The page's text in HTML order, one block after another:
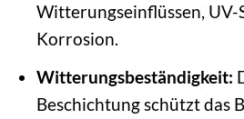
Witterungseinflüssen,
Korrosion.
Witterungsbeständigkeit:
Beschichtung schützt das